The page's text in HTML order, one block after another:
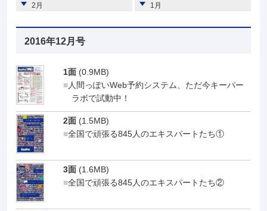
2月 1月
2016年12月号
1面 (0.9MB)
人間っぽいWeb予約システム、ただ今キーパー
ラボで試動中！
2面 (1.5MB)
全国で頑張る845人のエキスパートたち①
3面 (1.6MB)
全国で頑張る845人のエキスパートたち②